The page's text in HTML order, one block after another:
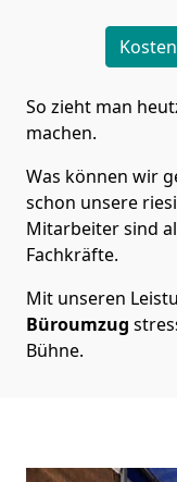
So zieht man
machen.
Was können wir
schon unsere
Mitarbeiter sind
Fachkräfte.
Mit unseren
Büroumzug
Bühne.